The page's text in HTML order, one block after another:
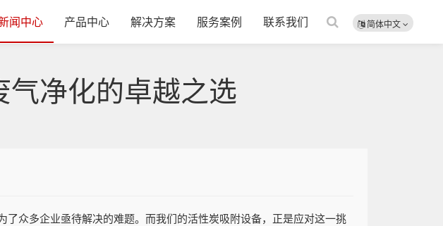
简体中文
闻中心 产品中心 解决方案 服务案例 联系我们
净化的卓越之选
众多企业亟待解决的难题。而我们的活性炭吸附设备，正是应对这一挑